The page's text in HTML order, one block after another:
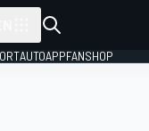
AUTOAPPFANSHOP